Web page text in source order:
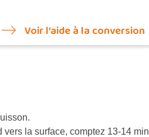
Voir l’aide à la conversion
la surface, comptez 13-14 min